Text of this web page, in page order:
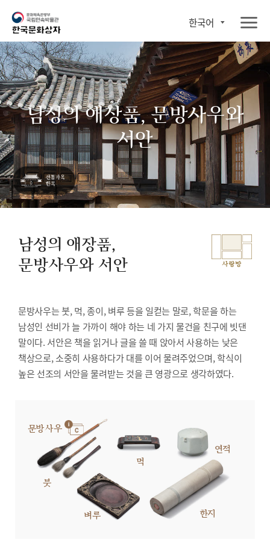
한국어
남성의 애장품, 문방사우와
서안
남성의 애장품,
문방사우와 서안
사랑방
문방사우는 붓, 먹, 종이, 벼루 등을 일컫는 말로, 학문을 하는
남성인 선비가 늘 가까이 해야 하는 네 가지 물건을 친구에 빗댄
말이다. 서안은 책을 읽거나 글을 쓸 때 앉아서 사용하는 낮은
책상으로, 소중히 사용하다가 대를 이어 물려주었으며, 학식이
높은 선조의 서안을 물려받는 것을 큰 영광으로 생각하였다.
문방사우
붓
먹
연적
벼루 한지